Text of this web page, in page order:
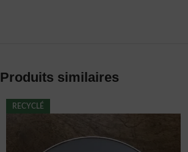
Produits similaires
RECYCLÉ